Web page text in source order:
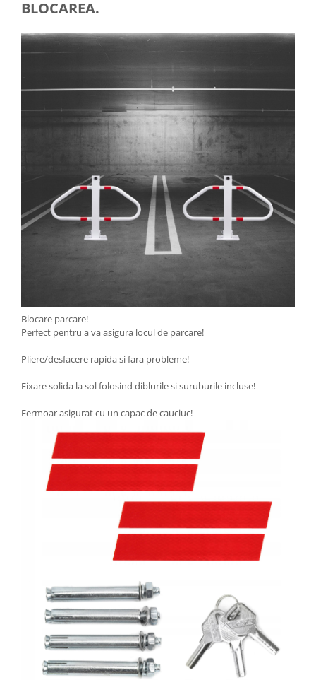
BLOCAREA.
Blocare parcare!
Perfect pentru a va asigura locul de parcare!
Pliere/desfacere rapida si fara probleme!
Fixare solida la sol folosind diblurile si suruburile incluse!
Fermoar asigurat cu un capac de cauciuc!